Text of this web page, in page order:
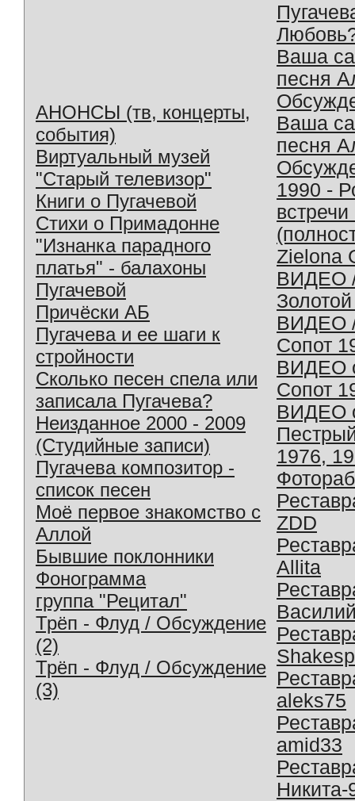
АНОНСЫ (тв, концерты,
события)
Виртуальный музей
"Старый телевизор"
Книги о Пугачевой
Стихи о Примадонне
"Изнанка парадного
платья" - балахоны
Пугачевой
Причёски АБ
Пугачева и ее шаги к
стройности
Сколько песен спела или
записала Пугачева?
Неизданное 2000 - 2009
(Студийные записи)
Пугачева композитор -
список песен
Моё первое знакомство с
Аллой
Бывшие поклонники
Фонограмма
группа "Рецитал"
Трёп - Флуд / Обсуждение
(2)
Трёп - Флуд / Обсуждение
(3)
Ваша
песня
Ваша
песня
1990 -
Zielona
ВИДЕО
ВИДЕО
Сопот
ВИДЕО
Сопот
ВИДЕО
1976,
ZDD
Allita
aleks75
amid33
Никита-